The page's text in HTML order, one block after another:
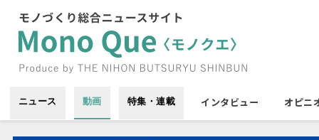
ニュース 動画 特集・連載 インタビュー オピニ